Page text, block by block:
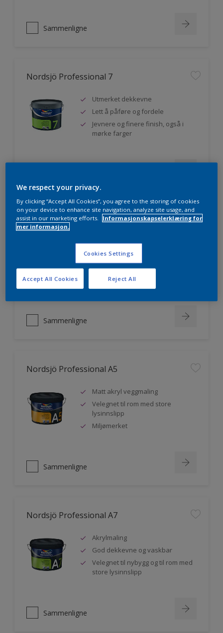
Sammenligne
Nordsjö Professional 7
Utmerket dekkevne
Lett å påføre og fordele
Jevnere og finere finish, også i
mørke farger
Nordsjö Professional 20
Veggmaling med god dekkevne
Utviklet av og for profesjonelle
malere
Miljømerket
Sammenligne
Nordsjö Professional A5
Matt akryl veggmaling
Velegnet til rom med store
lysinnslipp
Miljømerket
Sammenligne
Nordsjö Professional A7
Akrylmaling
God dekkevne og vaskbar
Velegnet til nybygg og til rom med
store lysinnslipp
Sammenligne
We respect your privacy.
By clicking “Accept All Cookies”, you agree to the storing of cookies
on your device to enhance site navigation, analyze site usage, and
assist in our marketing efforts.
Informasjonskapselerklæring for
mer informasjon.
Cookies Settings
Reject All
Accept All Cookies